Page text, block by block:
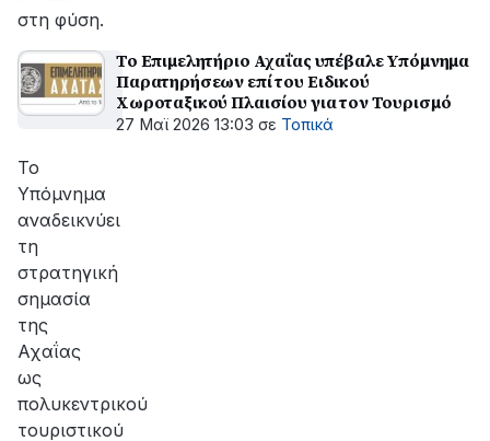
στη φύση.
Το Επιμελητήριο Αχαΐας υπέβαλε Υπόμνημα
Παρατηρήσεων επί του Ειδικού
Χωροταξικού Πλαισίου για τον Τουρισμό
27 Μαϊ 2026 13:03 σε Τοπικά
Το
Υπόμνημα
αναδεικνύει
τη
στρατηγική
σημασία
της
Αχαΐας
ως
πολυκεντρικού
τουριστικού